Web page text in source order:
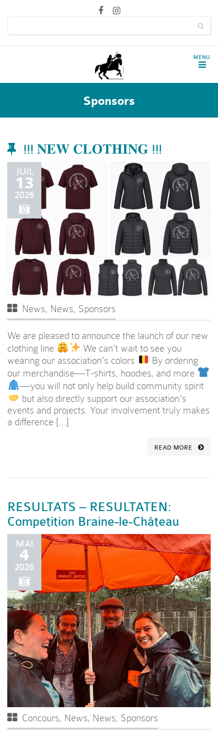
Sponsors
!!! 𝐍𝐄𝐖 𝐂𝐋𝐎𝐓𝐇𝐈𝐍𝐆 !!!
JUIL
13
2026
News, News, Sponsors
We are pleased to announce the launch of our new
clothing line
We can’t wait to see you
wearing our association’s colors
By ordering
our merchandise—T-shirts, hoodies, and more
—you will not only help build community spirit
but also directly support our association’s
events and projects. Your involvement truly makes
a difference […]
READ MORE
RESULTATS – RESULTATEN:
Competition Braine-le-Château
MAI
4
2026
Concours, News, News, Sponsors